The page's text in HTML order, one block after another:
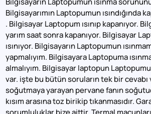
Bilgisayarımın Laptopumun ısındığında
. Bilgisayar Laptopum ısınıp kapanıyor.
yarım saat sonra kapanıyor. Bilgisayar
ısınıyor. Bilgisayarın Laptopumun
yapmalıyım. Bilgisayara Laptopuma
almalıyım. Bilgisayar laptopun
var. işte bu bütün soruların tek bir cevabı
soğutmaya yarayan pervane fanın
kısım arasına toz birikip tıkanmasıdır.